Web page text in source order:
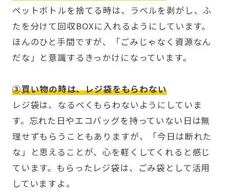
ペットボトルを捨てる時は、ラベルを剥がし、ふ
たを分けて回収BOXに入れるようにしています。
ほんのひと手間ですが、「ごみじゃなく資源なん
だな」と意識するきっかけになっています。
③買い物の時は、レジ袋をもらわない
レジ袋は、なるべくもらわないようにしていま
す。忘れた日やエコバッグを持っていない日は無
理せずもらうこともありますが、「今日は断れた
な」と思えることが、心を軽くしてくれると感じ
ています。もらったレジ袋は、ごみ袋として活用
していますよ。